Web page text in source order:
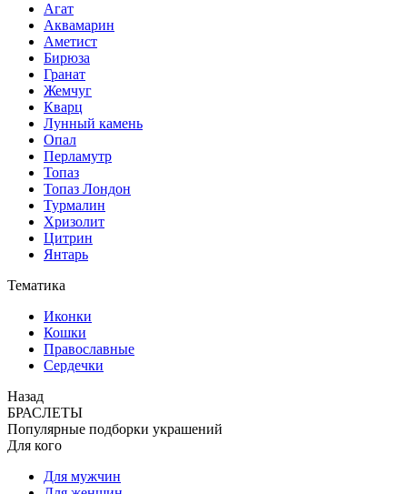
Агат
Аквамарин
Аметист
Бирюза
Гранат
Жемчуг
Кварц
Лунный камень
Опал
Перламутр
Топаз
Топаз Лондон
Турмалин
Хризолит
Цитрин
Янтарь
Тематика
Иконки
Кошки
Православные
Сердечки
Назад
БРАСЛЕТЫ
Популярные подборки украшений
Для кого
Для мужчин